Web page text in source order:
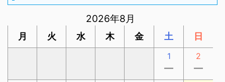
2026年8月
月 火 水 木 金 土 日
1
ー
2
ー